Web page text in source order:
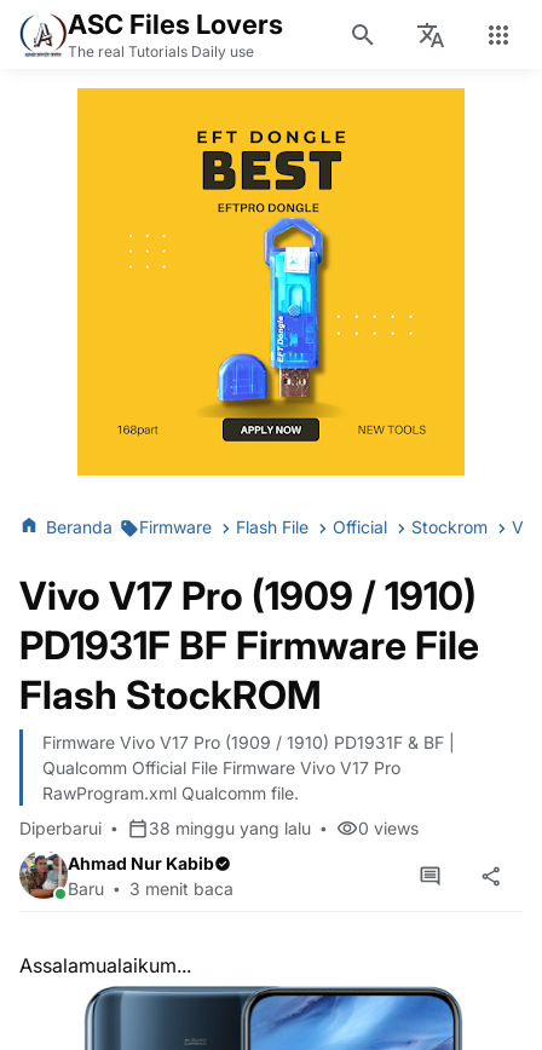
ASC Files Lovers
The real Tutorials Daily use
Beranda Firmware Flash File Official Stockrom
Vivo V17 Pro (1909 / 1910)
PD1931F BF Firmware File
Flash StockROM
Firmware Vivo V17 Pro (1909 / 1910) PD1931F & BF |
Qualcomm Official File Firmware Vivo V17 Pro
RawProgram.xml Qualcomm file.
Diperbarui
38 minggu yang lalu 0 views
Ahmad Nur Kabib
Baru
3 menit baca
Assalamualaikum...